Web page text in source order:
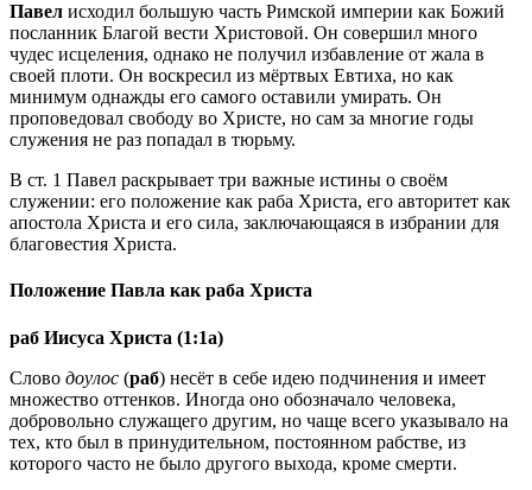
Павел исходил большую часть Римской империи как Божий
посланник Благой вести Христовой. Он совершил много
чудес исцеления, однако не получил избавление от жала в
своей плоти. Он воскресил из мёртвых Евтиха, но как
минимум однажды его самого оставили умирать. Он
проповедовал свободу во Христе, но сам за многие годы
служения не раз попадал в тюрьму.
В ст. 1 Павел раскрывает три важные истины о своём
служении: его положение как раба Христа, его авторитет как
апостола Христа и его сила, заключающаяся в избрании для
благовестия Христа.
Положение Павла как раба Христа
раб Иисуса Христа (1:1а)
Слово доулос (раб) несёт в себе идею подчинения и имеет
множество оттенков. Иногда оно обозначало человека,
добровольно служащего другим, но чаще всего указывало на
тех, кто был в принудительном, постоянном рабстве, из
которого часто не было другого выхода, кроме смерти.